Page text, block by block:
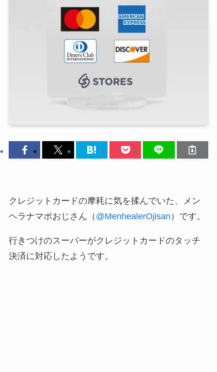
クレジットカードの摩耗に気を揉んでいた、メン
ヘラナマポおじさん（ @MenhealerOjisan ）です。
行きつけのスーパーがクレジットカードのタッチ
決済に対応したようです。